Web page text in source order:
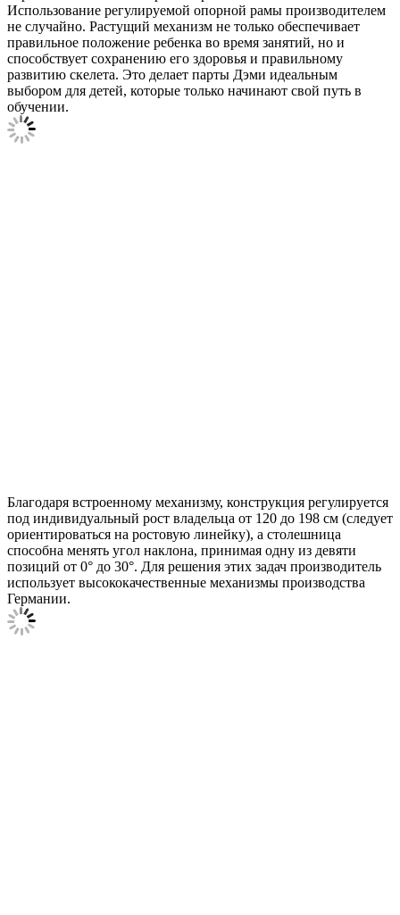
Использование регулируемой опорной рамы производителем
не случайно. Растущий механизм не только обеспечивает
правильное положение ребенка во время занятий, но и
способствует сохранению его здоровья и правильному
развитию скелета. Это делает парты Дэми идеальным
выбором для детей, которые только начинают свой путь в
обучении.
Благодаря встроенному механизму, конструкция регулируется
под индивидуальный рост владельца от 120 до 198 см (следует
ориентироваться на ростовую линейку), а столешница
способна менять угол наклона, принимая одну из девяти
позиций от 0° до 30°. Для решения этих задач производитель
использует высококачественные механизмы производства
Германии.